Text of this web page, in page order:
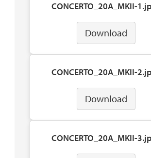
CONCERTO_20A_MKII-
Download
CONCERTO_20A_MKII-
Download
CONCERTO_20A_MKII-